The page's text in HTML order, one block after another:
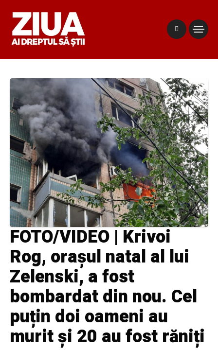
FOTO/VIDEO | Krivoi
Rog, orașul natal al lui
Zelenski, a fost
bombardat din nou. Cel
puțin doi oameni au
murit și 20 au fost răniți